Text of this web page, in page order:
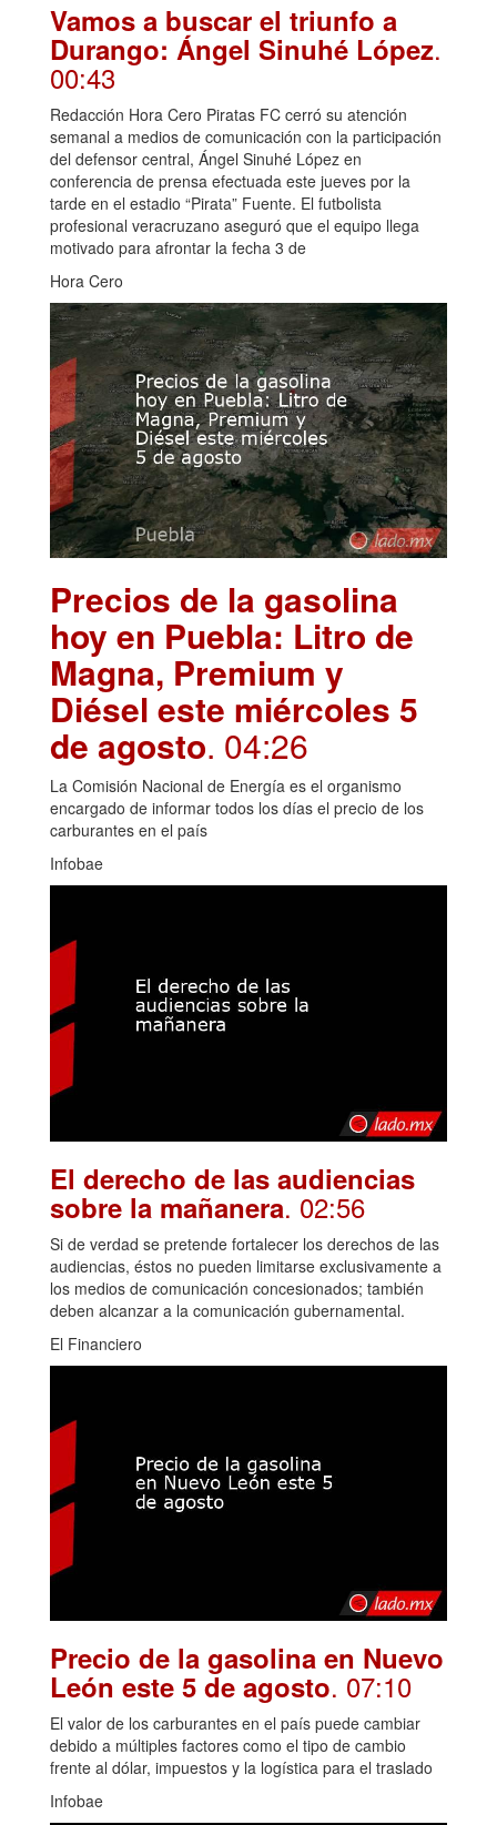
Vamos a buscar el triunfo a
Durango: Ángel Sinuhé López.
00:43
Redacción Hora Cero Piratas FC cerró su atención
semanal a medios de comunicación con la participación
del defensor central, Ángel Sinuhé López en
conferencia de prensa efectuada este jueves por la
tarde en el estadio “Pirata” Fuente. El futbolista
profesional veracruzano aseguró que el equipo llega
motivado para afrontar la fecha 3 de
Hora Cero
Precios de la gasolina
hoy en Puebla: Litro de
Magna, Premium y
Diésel este miércoles 5
de agosto. 04:26
La Comisión Nacional de Energía es el organismo
encargado de informar todos los días el precio de los
carburantes en el país
Infobae
El derecho de las audiencias
sobre la mañanera. 02:56
Si de verdad se pretende fortalecer los derechos de las
audiencias, éstos no pueden limitarse exclusivamente a
los medios de comunicación concesionados; también
deben alcanzar a la comunicación gubernamental.
El Financiero
Precio de la gasolina en Nuevo
León este 5 de agosto. 07:10
El valor de los carburantes en el país puede cambiar
debido a múltiples factores como el tipo de cambio
frente al dólar, impuestos y la logística para el traslado
Infobae